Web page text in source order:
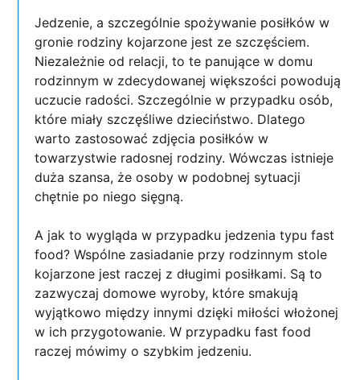
Jedzenie, a szczególnie spożywanie posiłków w
gronie rodziny kojarzone jest ze szczęściem.
Niezależnie od relacji, to te panujące w domu
rodzinnym w zdecydowanej większości powodują
uczucie radości. Szczególnie w przypadku osób,
które miały szczęśliwe dzieciństwo. Dlatego
warto zastosować zdjęcia posiłków w
towarzystwie radosnej rodziny. Wówczas istnieje
duża szansa, że osoby w podobnej sytuacji
chętnie po niego sięgną.
A jak to wygląda w przypadku jedzenia typu fast
food? Wspólne zasiadanie przy rodzinnym stole
kojarzone jest raczej z długimi posiłkami. Są to
zazwyczaj domowe wyroby, które smakują
wyjątkowo między innymi dzięki miłości włożonej
w ich przygotowanie. W przypadku fast food
raczej mówimy o szybkim jedzeniu.